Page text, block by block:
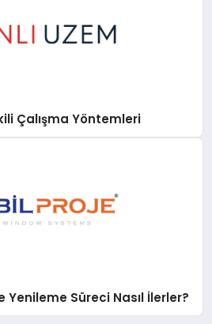
Çalışma Yöntemleri
Süreci Nasıl İlerler?